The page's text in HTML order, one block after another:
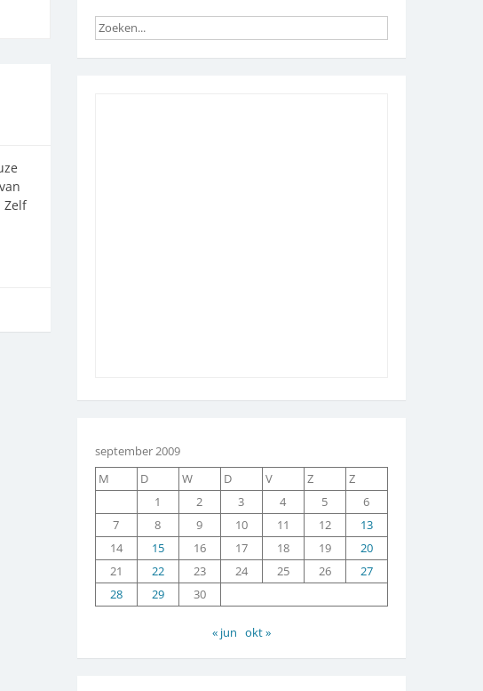
Zelf
september 2009
M
D W D V Z
Z
1
2 3 4 5
6
7
8 9 10 11 12
13
14
15 16 17 18 19
20
21
22 23 24 25 26
27
28
29 30
« jun okt »